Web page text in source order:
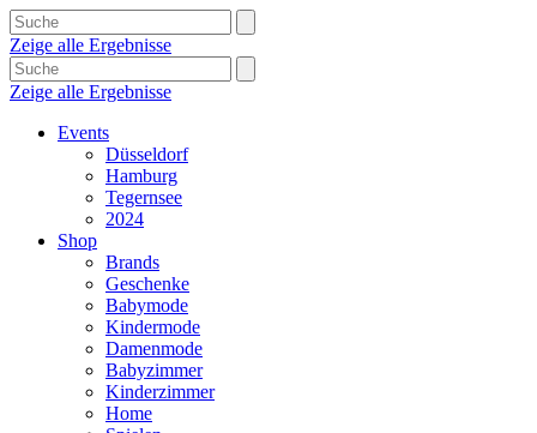
Zeige alle Ergebnisse
Zeige alle Ergebnisse
Events
Düsseldorf
Hamburg
Tegernsee
2024
Shop
Brands
Geschenke
Babymode
Kindermode
Damenmode
Babyzimmer
Kinderzimmer
Home